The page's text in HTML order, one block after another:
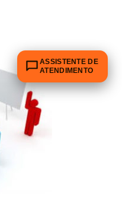
ASSISTENTE DE
ATENDIMENTO